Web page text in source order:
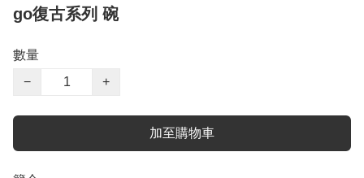
go復古系列 碗
數量
−
+
加至購物車